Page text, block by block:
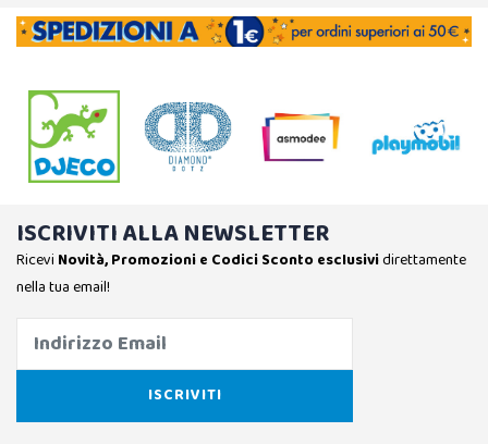
ISCRIVITI ALLA NEWSLETTER
Ricevi Novità, Promozioni e Codici Sconto esclusividirettamente
nella tua email!